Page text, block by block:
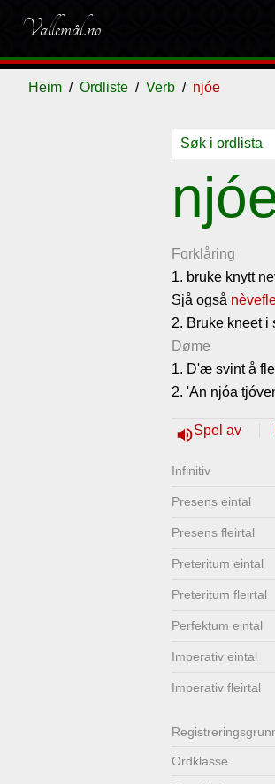
Vallemål.no
Heim Ordliste Verb njóe
Forklåring
1. bruke knytt
Sjå også
2. Bruke kneet i
Døme
1. D'æ svint å
2. 'An njóa
volume_upSpel av
Infinitiv
Presens eintal
Presens fleirtal
Preteritum eintal
Preteritum fleirtal
Perfektum eintal
Imperativ eintal
Imperativ fleirtal
Ordklasse